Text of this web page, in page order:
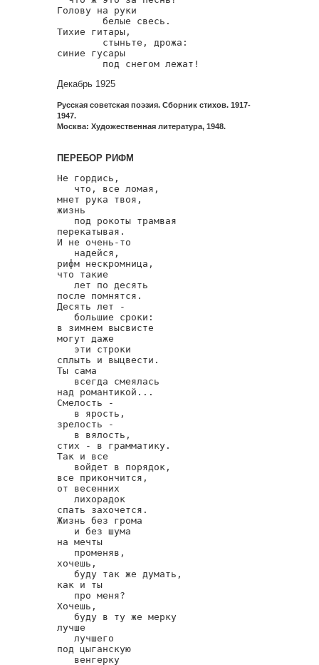
Голову на руки
        белые свесь.
Тихие гитары,
        стыньте, дрожа:
синие гусары
        под снегом лежат!
Декабрь 1925
Русская советская поэзия. Сборник стихов. 1917-
1947.
Москва: Художественная литература, 1948.
ПЕРЕБОР РИФМ
Не гордись,
   что, все ломая,
мнет рука твоя,
жизнь
   под рокоты трамвая
перекатывая.
И не очень-то
   надейся,
рифм нескромница,
что такие
   лет по десять
после помнятся.
Десять лет -
   большие сроки:
в зимнем высвисте
могут даже
   эти строки
сплыть и выцвести.
Ты сама
   всегда смеялась
над романтикой...
Смелость -
   в ярость,
зрелость -
   в вялость,
стих - в грамматику.
Так и все
   войдет в порядок,
все прикончится,
от весенних
   лихорадок
спать захочется.
Жизнь без грома
   и без шума
на мечты
   променяв,
хочешь,
   буду так же думать,
как и ты
   про меня?
Хочешь,
   буду в ту же мерку
лучше
   лучшего
под цыганскую
   венгерку